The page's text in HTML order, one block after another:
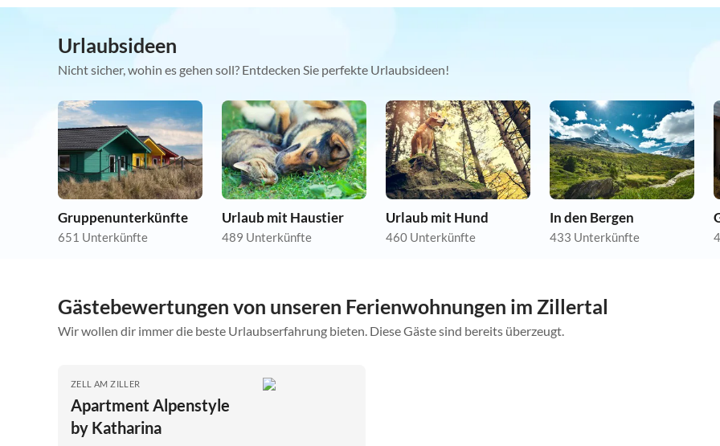
Urlaubsideen
Nicht sicher, wohin es gehen soll? Entdecken Sie perfekte Urlaubsideen!
Gruppenunterkünfte
651 Unterkünfte
Urlaub mit Haustier
489 Unterkünfte
Urlaub mit Hund
460 Unterkünfte
In den Bergen
433 Unterkünfte
Gästebewertungen von unseren Ferienwohnungen im Zillertal
Wir wollen dir immer die beste Urlaubserfahrung bieten. Diese Gäste sind bereits überzeugt.
ZELL AM ZILLER
Apartment Alpenstyle
by Katharina